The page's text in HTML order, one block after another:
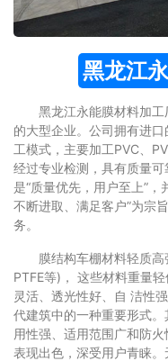
黑龙江
黑龙江永能膜材料加
的大型企业。公司拥有进
工模式，主要加工PVC、
经过专业检测，具有质量
是“质量优先，用户至上”，
不断进取、满足客户”为宗
务。
膜结构车棚材料轻质高
PTFE等)， 这些材料重量
灵活、透光性好、自 洁性
代建筑中的一种重要形式
用性强、适用范围广和防
表现出色，深受用户青睐